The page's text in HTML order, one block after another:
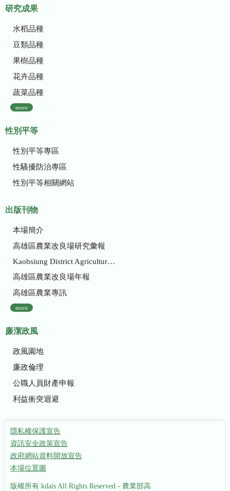
研究成果
水稻品種
豆類品種
果樹品種
花卉品種
蔬菜品種
more
性別平等
性別平等專區
性騷擾防治專區
性別平等相關網站
出版刊物
本場簡介
高雄區農業改良場研究彙報
Kaohsiung District Agricultural Research and Extension Station
高雄區農業改良場年報
高雄區農業專訊
more
廉潔政風
政風園地
廉政倫理
公職人員財產申報
利益衝突迴避
隱私權保護宣告
資訊安全政策宣告
政府網站資料開放宣告
本場位置圖
版權所有 kdais All Rights Reserved - 農業部高